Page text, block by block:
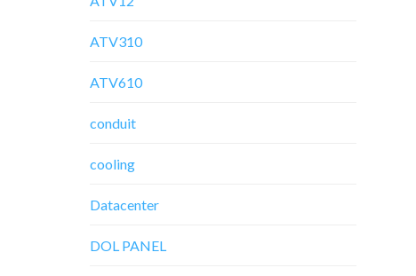
ATV310
ATV610
conduit
cooling
Datacenter
DOL PANEL